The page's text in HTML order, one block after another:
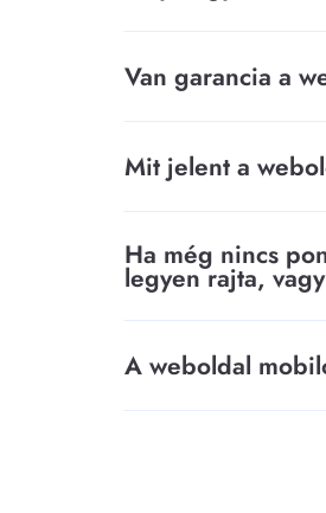
Van garancia a
Mit jelent a
Ha még nincs
legyen rajta,
A weboldal